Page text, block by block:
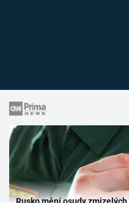
Rusko mění osudy